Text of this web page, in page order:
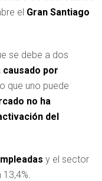
el Gran Santiago
se debe a dos
por
que uno puede
no ha
del
y el sector